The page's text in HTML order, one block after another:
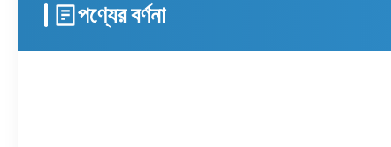
পণ্যের বর্ণনা